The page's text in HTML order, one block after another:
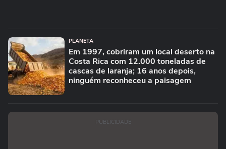
PLANETA
Em 1997, cobriram um local deserto na
Costa Rica com 12.000 toneladas de
cascas de laranja; 16 anos depois,
ninguém reconheceu a paisagem
PUBLICIDADE